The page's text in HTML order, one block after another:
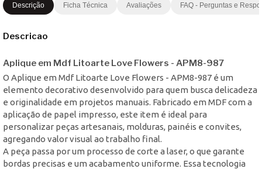
Descrição Ficha Técnica Avaliações FAQ - Perguntas e
Descricao
Aplique em Mdf Litoarte Love Flowers - APM8-987
O Aplique em Mdf Litoarte Love Flowers - APM8-987 é um
elemento decorativo desenvolvido para quem busca delicadeza
e originalidade em projetos manuais. Fabricado em MDF com a
aplicação de papel impresso, este item é ideal para
personalizar peças artesanais, molduras, painéis e convites,
agregando valor visual ao trabalho final.
A peça passa por um processo de corte a laser, o que garante
bordas precisas e um acabamento uniforme. Essa tecnologia